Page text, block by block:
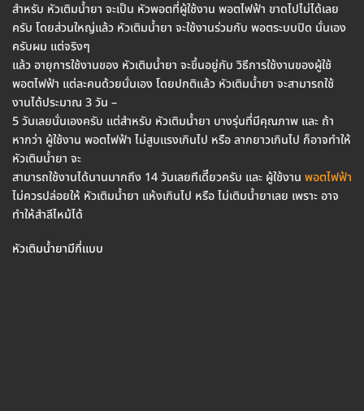
สำหรับ หัวเติมน้ำยา จะเป็น หัวพอตที่ผู้ใช้งาน พอตไฟฟ้า ขาดไปไม่ได้เลย
ครับ โดยส่วนใหญ่แล้ว หัวเติมน้ำยา จะใช้งานร่วมกับ พอตระบบปิด นั่นเอง
ครับผม แต่จริงๆ
แล้ว อายุการใช้งานของ หัวเติมน้ำยา จะขึ้นอยู่กับ วิธีการใช้งานของผู้ใช้
พอตไฟฟ้า แต่ละคนด้วยนั่นเอง โดยปกติแล้ว หัวเติมน้ำยา จะสามารถใช้
งานได้ประมาณ 3 วัน –
5 วันเลยนั่นเองครับ แต่สำหรับ หัวเติมน้ำยา บางรุ่นที่มีคุณภาพ และ ถ้า
หากว่า ผู้ใช้งาน พอตไฟฟ้า ไม่สูบแรงเกินไป หรือ ลากยาวเกินไป ก็อาจทำให้
หัวเติมน้ำยา จะ
สามารถใช้งานได้นานมากถึง 14 วันเลยทีเดีียวครับ และ ผู้ใช้งาน พอตไฟฟ้า
ไม่ควรปล่อยให้ หัวเติมน้ำยา แห้งเกินไป หรือ ไม่เติมน้ำยาเลย เพราะ อาจ
ทำให้สำลีไหม้ได้
หัวเติมน้ำยามีกี่แบบ